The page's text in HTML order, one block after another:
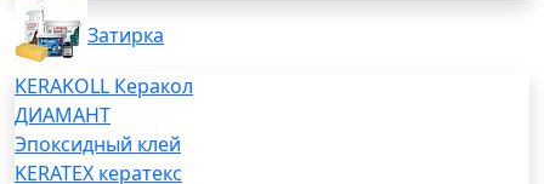
Затирка
KERAKOLL Керакол
ДИАМАНТ
Эпоксидный клей
KERATEX кератекс